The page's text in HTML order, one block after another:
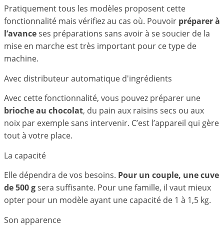
Pratiquement tous les modèles proposent cette
fonctionnalité mais vérifiez au cas où. Pouvoir préparer à
l’avanceses préparations sans avoir à se soucier de la
mise en marche est très important pour ce type de
machine.
Avec distributeur automatique d'ingrédients
Avec cette fonctionnalité, vous pouvez préparer une
brioche au chocolat, du pain aux raisins secs ou aux
noix par exemple sans intervenir. C’est l’appareil qui gère
tout à votre place.
La capacité
Elle dépendra de vos besoins. Pour un couple, une cuve
de 500 gsera suffisante. Pour une famille, il vaut mieux
opter pour un modèle ayant une capacité de 1 à 1,5 kg.
Son apparence